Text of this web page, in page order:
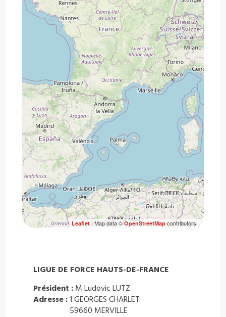
Leaflet| Map data ©OpenStreetMapcontributors
LIGUE DE FORCE HAUTS-DE-FRANCE
Président : M Ludovic LUTZ
Adresse :1 GEORGES CHARLET
59660 MERVILLE